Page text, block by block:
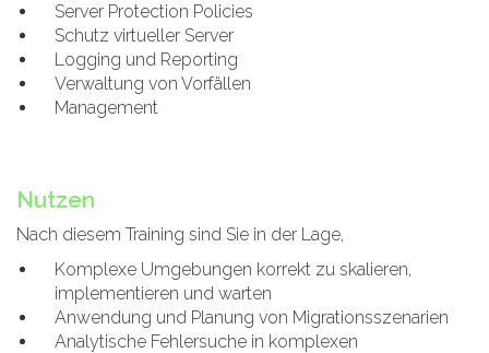
Server Protection Policies
Schutz virtueller Server
Logging und Reporting
Verwaltung von Vorfällen
Management
Nutzen
Nach diesem Training sind Sie in der Lage,
Komplexe Umgebungen korrekt zu skalieren,
implementieren und warten
Anwendung und Planung von Migrationsszenarien
Analytische Fehlersuche in komplexen